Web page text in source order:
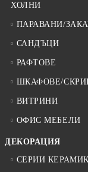
ХОЛНИ
ПАРАВАНИ/
САНДЪЦИ
РАФТОВЕ
ШКАФОВЕ/
ВИТРИНИ
ОФИС МЕБЕЛИ
ДЕКОРАЦИЯ
СЕРИИ